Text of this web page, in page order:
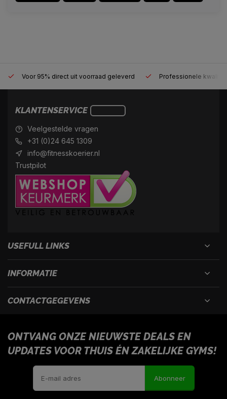
Voor 95% direct uit voorraad geleverd Professionele
KLANTENSERVICE
Veelgestelde vragen
+31 (0)24 645 1309
info@fitnesskoerier.nl
Trustpilot
USEFULL LINKS
INFORMATIE
CONTACTGEGEVENS
ONTVANG ONZE NIEUWSTE DEALS EN
UPDATES VOOR THUIS ÉN ZAKELIJKE GYMS!
Abonneer